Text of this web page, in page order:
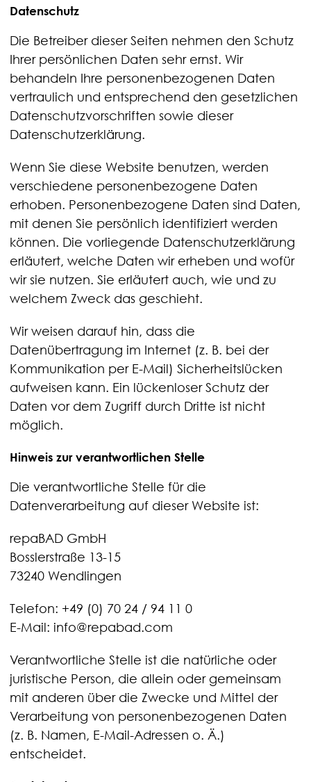
Datenschutz
Die Betreiber dieser Seiten nehmen den Schutz
Ihrer persönlichen Daten sehr ernst. Wir
behandeln Ihre personenbezogenen Daten
vertraulich und entsprechend den gesetzlichen
Datenschutzvorschriften sowie dieser
Datenschutzerklärung.
Wenn Sie diese Website benutzen, werden
verschiedene personenbezogene Daten
erhoben. Personenbezogene Daten sind Daten,
mit denen Sie persönlich identifiziert werden
können. Die vorliegende Datenschutzerklärung
erläutert, welche Daten wir erheben und wofür
wir sie nutzen. Sie erläutert auch, wie und zu
welchem Zweck das geschieht.
Wir weisen darauf hin, dass die
Datenübertragung im Internet (z. B. bei der
Kommunikation per E-Mail) Sicherheitslücken
aufweisen kann. Ein lückenloser Schutz der
Daten vor dem Zugriff durch Dritte ist nicht
möglich.
Hinweis zur verantwortlichen Stelle
Die verantwortliche Stelle für die
Datenverarbeitung auf dieser Website ist:
repaBAD GmbH
Bosslerstraße 13-15
73240 Wendlingen
Telefon: +49 (0) 70 24 / 94 11 0
E-Mail: info@repabad.com
Verantwortliche Stelle ist die natürliche oder
juristische Person, die allein oder gemeinsam
mit anderen über die Zwecke und Mittel der
Verarbeitung von personenbezogenen Daten
(z. B. Namen, E-Mail-Adressen o. Ä.)
entscheidet.